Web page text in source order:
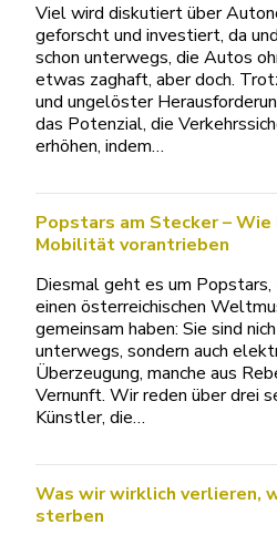
Viel wird diskutiert über
geforscht und investiert, da
schon unterwegs, die Autos
etwas zaghaft, aber doch.
und ungelöster
das Potenzial, die
erhöhen, indem…
Popstars am Stecker – Wie
Mobilität vorantrieben
Diesmal geht es um Popstars,
einen österreichischen
gemeinsam haben: Sie sind
unterwegs, sondern auch
Überzeugung, manche aus
Vernunft. Wir reden über drei
Künstler, die…
Was wir wirklich verlieren,
sterben